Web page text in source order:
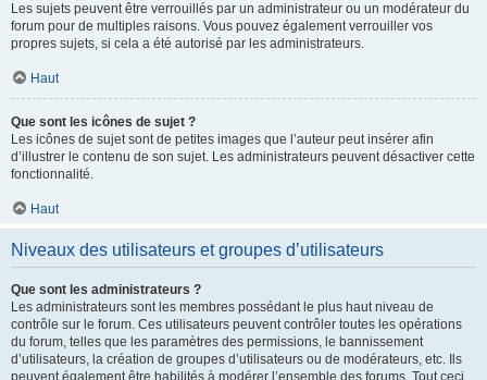
Les sujets peuvent être verrouillés par un administrateur ou un modérateur du
forum pour de multiples raisons. Vous pouvez également verrouiller vos
propres sujets, si cela a été autorisé par les administrateurs.
Haut
Que sont les icônes de sujet ?
Les icônes de sujet sont de petites images que l’auteur peut insérer afin
d’illustrer le contenu de son sujet. Les administrateurs peuvent désactiver cette
fonctionnalité.
Haut
Niveaux des utilisateurs et groupes d’utilisateurs
Que sont les administrateurs ?
Les administrateurs sont les membres possédant le plus haut niveau de
contrôle sur le forum. Ces utilisateurs peuvent contrôler toutes les opérations
du forum, telles que les paramètres des permissions, le bannissement
d’utilisateurs, la création de groupes d’utilisateurs ou de modérateurs, etc. Ils
peuvent également être habilités à modérer l’ensemble des forums. Tout ceci